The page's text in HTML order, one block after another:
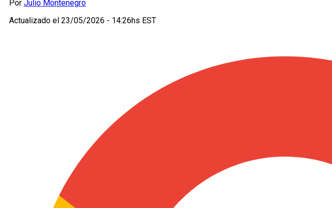
Por Julio Montenegro
Actualizado el 23/05/2026 - 14:26hs EST